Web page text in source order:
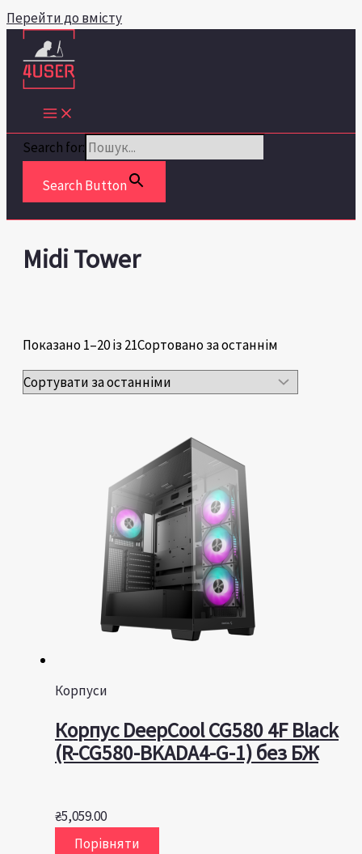
Перейти до вмісту
Search for:
Search Button
Midi Tower
Показано 1–20 із 21Сортовано за останнім
Корпуси
Корпус DeepCool CG580 4F Black
(R-CG580-BKADA4-G-1) без БЖ
₴5,059.00
Порівняти